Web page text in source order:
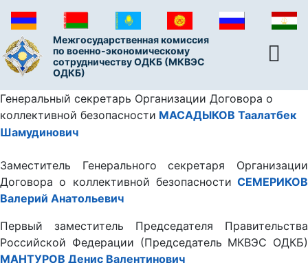
Межгосударственная комиссия
по военно-экономическому
сотрудничеству ОДКБ (МКВЭС
ОДКБ)
Генеральный секретарь Организации Договора о
коллективной безопасности МАСАДЫКОВ Таалатбек
Шамудинович
Заместитель Генерального секретаря Организации
Договора о коллективной безопасности СЕМЕРИКОВ
Валерий Анатольевич
Первый заместитель Председателя Правительства
Российской Федерации (Председатель МКВЭС ОДКБ)
МАНТУРОВ Денис Валентинович